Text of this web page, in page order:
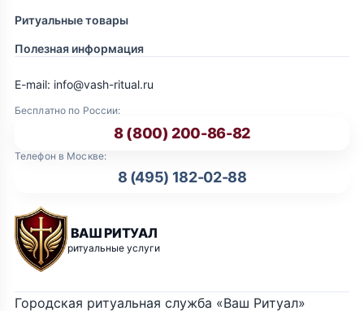
Ритуальные товары
Полезная информация
ВАШ РИТУАЛ
ритуальные услуги
Бесплатно по России:
8 (800) 200-86-82
Телефон в Москве:
8 (495) 182-02-88
E-mail: info@vash-ritual.ru
Городская ритуальная служба «Ваш Ритуал»